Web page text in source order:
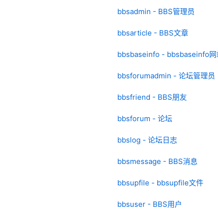
bbsadmin - BBS管理员
bbsarticle - BBS文章
bbsbaseinfo - bbsbaseinfo网
bbsforumadmin - 论坛管理员
bbsfriend - BBS朋友
bbsforum - 论坛
bbslog - 论坛日志
bbsmessage - BBS消息
bbsupfile - bbsupfile文件
bbsuser - BBS用户